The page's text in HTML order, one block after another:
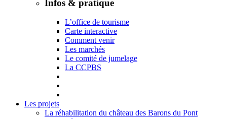
Infos & pratique
L’office de tourisme
Carte interactive
Comment venir
Les marchés
Le comité de jumelage
La CCPBS
Les projets
La réhabilitation du château des Barons du Pont